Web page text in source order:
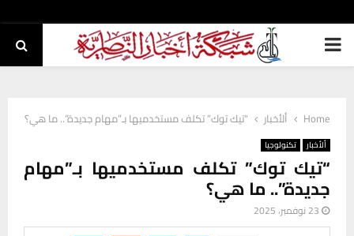
PRIMARY
Home ألأخبار “تيك توك” تكلف مستخدميها بـ”مهام جديدة”.. ما هي؟
ألأخبار تكنولوجيا
“تيك توك” تكلف مستخدميها بـ”مهام
جديدة”.. ما هي؟
23 نوفمبر، 2025